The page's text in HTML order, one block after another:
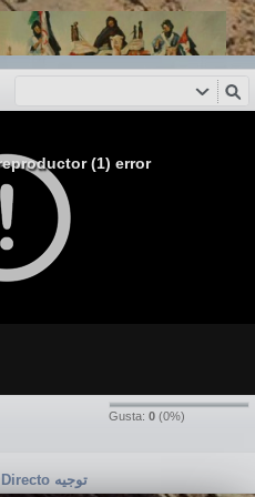
(1) error
Gusta: 0 (0%)
Directo توجيه